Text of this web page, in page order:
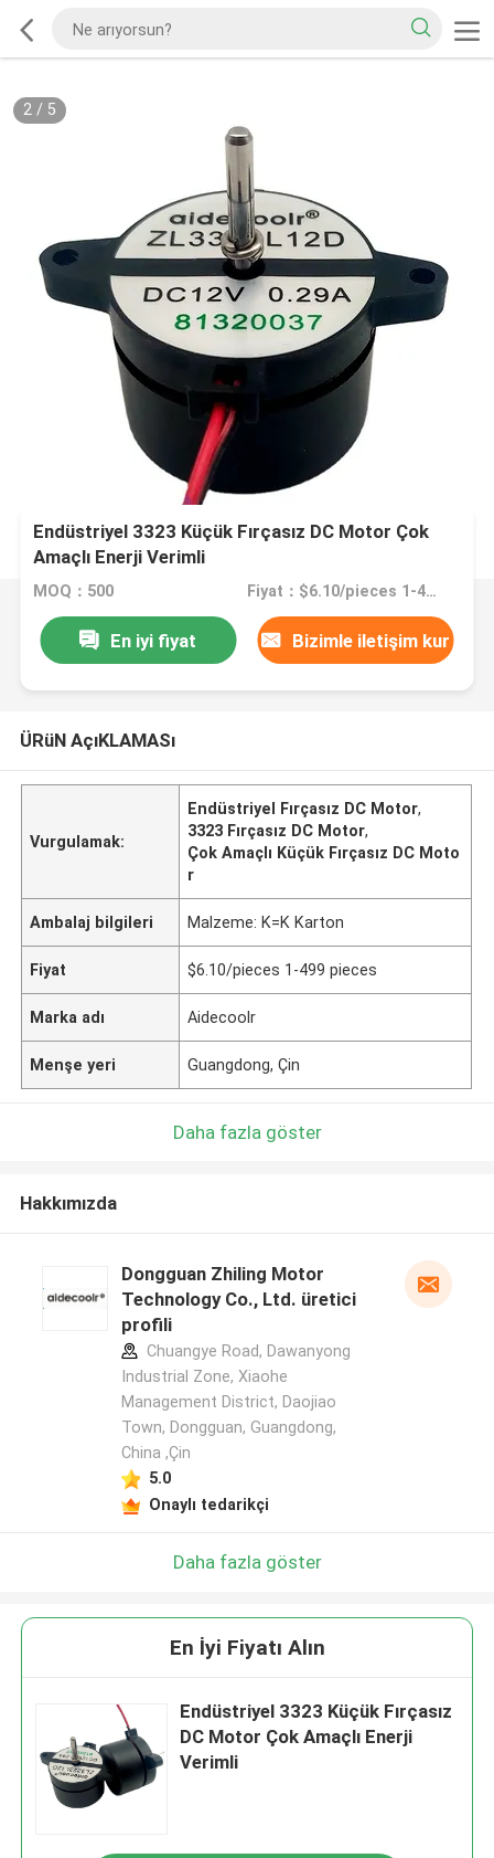
2/ 5
Endüstriyel 3323 Küçük Fırçasız DC Motor Çok
Amaçlı Enerji Verimli
MOQ：500 Fiyat：$6.10/pieces 1-499 pieces
En iyi fiyat Bizimle iletişim kur
ÜRüN AçıKLAMASı
Vurgulamak:
Endüstriyel Fırçasız DC Motor,
3323 Fırçasız DC Motor,
Çok Amaçlı Küçük Fırçasız DC Moto
r
Ambalaj bilgileri Malzeme: K=K Karton
Fiyat $6.10/pieces 1-499 pieces
Marka adı Aidecoolr
Menşe yeri Guangdong, Çin
Daha fazla göster
Hakkımızda
Dongguan Zhiling Motor
Technology Co., Ltd. üretici
profili
Chuangye Road, Dawanyong
Industrial Zone, Xiaohe
Management District, Daojiao
Town, Dongguan, Guangdong,
China ,Çin
5.0
Onaylı tedarikçi
Daha fazla göster
En İyi Fiyatı Alın
Endüstriyel 3323 Küçük Fırçasız
DC Motor Çok Amaçlı Enerji
Verimli